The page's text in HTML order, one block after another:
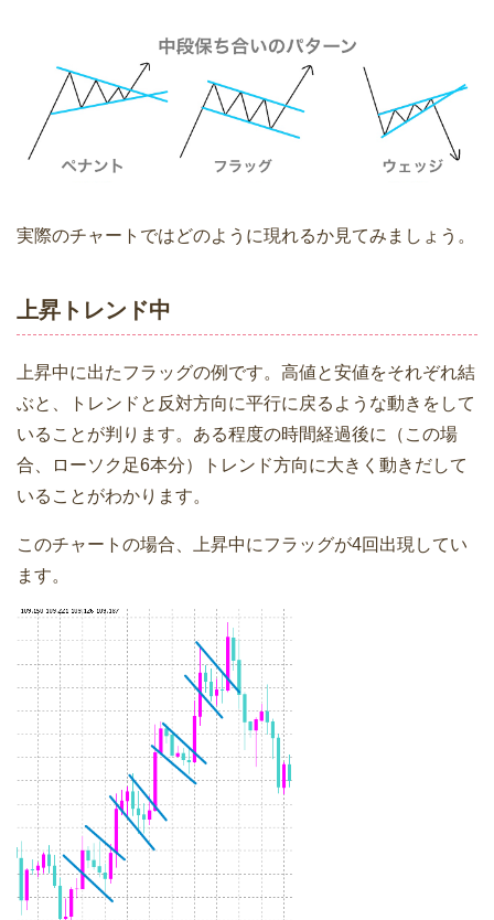
実際のチャートではどのように現れるか見てみましょう。
上昇トレンド中
上昇中に出たフラッグの例です。高値と安値をそれぞれ結
ぶと、トレンドと反対方向に平行に戻るような動きをして
いることが判ります。ある程度の時間経過後に（この場
合、ローソク足6本分）トレンド方向に大きく動きだして
いることがわかります。
このチャートの場合、上昇中にフラッグが4回出現してい
ます。